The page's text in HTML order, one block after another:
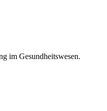
im Gesundheitswesen.